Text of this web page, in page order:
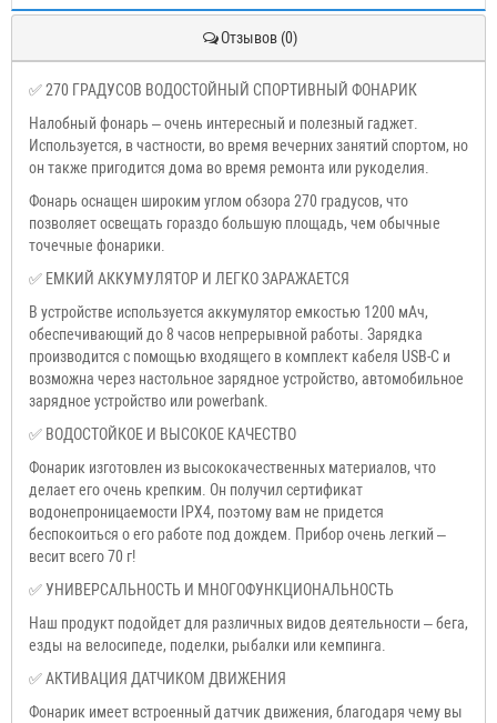
Отзывов (0)
✅ 270 ГРАДУСОВ ВОДОСТОЙНЫЙ СПОРТИВНЫЙ ФОНАРИК
Налобный фонарь – очень интересный и полезный гаджет.
Используется, в частности, во время вечерних занятий спортом, но
он также пригодится дома во время ремонта или рукоделия.
Фонарь оснащен широким углом обзора 270 градусов, что
позволяет освещать гораздо большую площадь, чем обычные
точечные фонарики.
✅ ЕМКИЙ АККУМУЛЯТОР И ЛЕГКО ЗАРАЖАЕТСЯ
В устройстве используется аккумулятор емкостью 1200 мАч,
обеспечивающий до 8 часов непрерывной работы. Зарядка
производится с помощью входящего в комплект кабеля USB-C и
возможна через настольное зарядное устройство, автомобильное
зарядное устройство или powerbank.
✅ ВОДОСТОЙКОЕ И ВЫСОКОЕ КАЧЕСТВО
Фонарик изготовлен из высококачественных материалов, что
делает его очень крепким. Он получил сертификат
водонепроницаемости IPX4, поэтому вам не придется
беспокоиться о его работе под дождем. Прибор очень легкий –
весит всего 70 г!
✅ УНИВЕРСАЛЬНОСТЬ И МНОГОФУНКЦИОНАЛЬНОСТЬ
Наш продукт подойдет для различных видов деятельности – бега,
езды на велосипеде, поделки, рыбалки или кемпинга.
✅ АКТИВАЦИЯ ДАТЧИКОМ ДВИЖЕНИЯ
Фонарик имеет встроенный датчик движения, благодаря чему вы